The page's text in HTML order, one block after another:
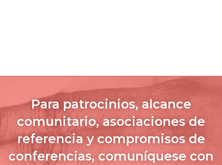
Para patrocinios, alcance
comunitario, asociaciones de
referencia y compromisos de
conferencias, comuníquese con